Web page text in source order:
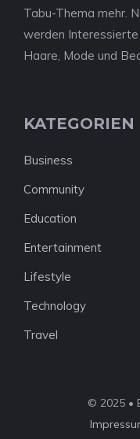
Tabu-Thema mehr.
werden
Haare, Mode und
KATEGORIEN
Business
Community
Education
Entertainment
Lifestyle
Technology
Travel
© 2025 •